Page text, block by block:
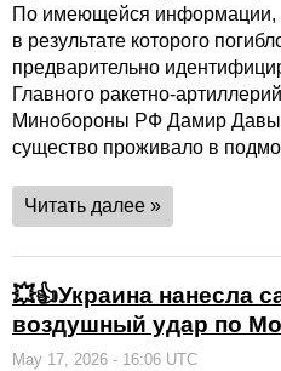
По имеющейся информации,
в результате которого
предварительно
Главного ракетно-
Минобороны РФ Дамир
существо проживало в
Читать далее »
💥👍Украина нанесла
воздушный удар по
May 17, 2026 - 16:06 UTC